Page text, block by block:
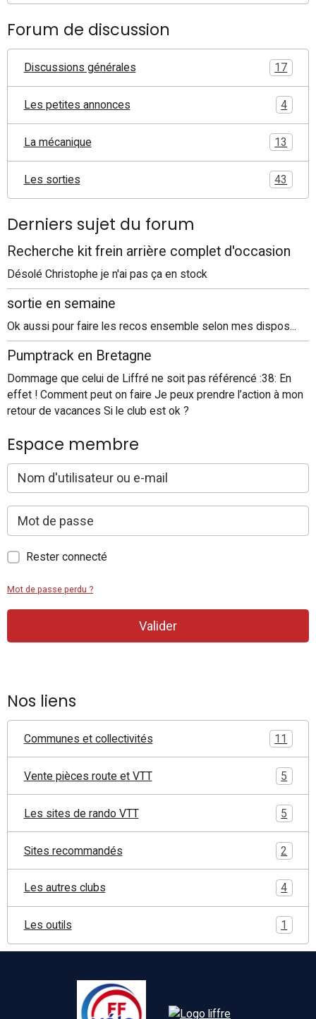
Forum de discussion
Discussions générales 17
Les petites annonces 4
La mécanique 13
Les sorties 43
Derniers sujet du forum
Recherche kit frein arrière complet d'occasion
Désolé Christophe je n'ai pas ça en stock
sortie en semaine
Ok aussi pour faire les recos ensemble selon mes dispos...
Pumptrack en Bretagne
Dommage que celui de Liffré ne soit pas référencé :38: En
effet ! Comment peut on faire Je peux prendre l’action à mon
retour de vacances Si le club est ok ?
Espace membre
Rester connecté
Mot de passe perdu ?
Valider
Nos liens
Communes et collectivités 11
Vente pièces route et VTT 5
Les sites de rando VTT 5
Sites recommandés 2
Les autres clubs 4
Les outils 1